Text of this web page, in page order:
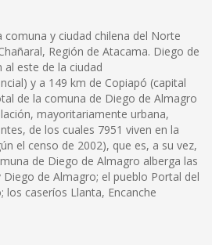
comuna y ciudad chilena del Norte
Región de Atacama. Diego de
este de la ciudad
y a 149 km de Copiapó (capital
de la comuna de Diego de Almagro
mayoritariamente urbana,
de los cuales 7951 viven en la
el censo de 2002), que es, a su vez,
de Diego de Almagro alberga las
Diego de Almagro; el pueblo Portal del
los caseríos Llanta, Encanche